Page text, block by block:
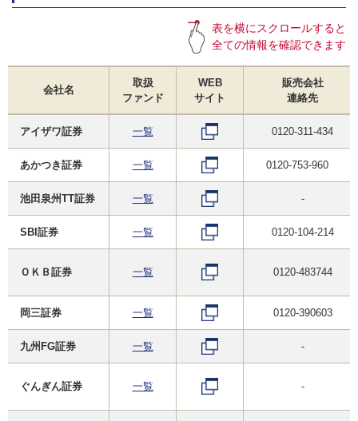
表を横にスクロールすると
全ての情報を確認できます
会社名
取扱
ファンド
WEB
サイト
販売会社
連絡先
アイザワ証券 一覧 0120-311-434
あかつき証券 一覧 0120-753-960
池田泉州TT証券 一覧 -
SBI証券 一覧 0120-104-214
ＯＫＢ証券 一覧 0120-483744
岡三証券 一覧 0120-390603
九州FG証券 一覧 -
ぐんぎん証券 一覧 -